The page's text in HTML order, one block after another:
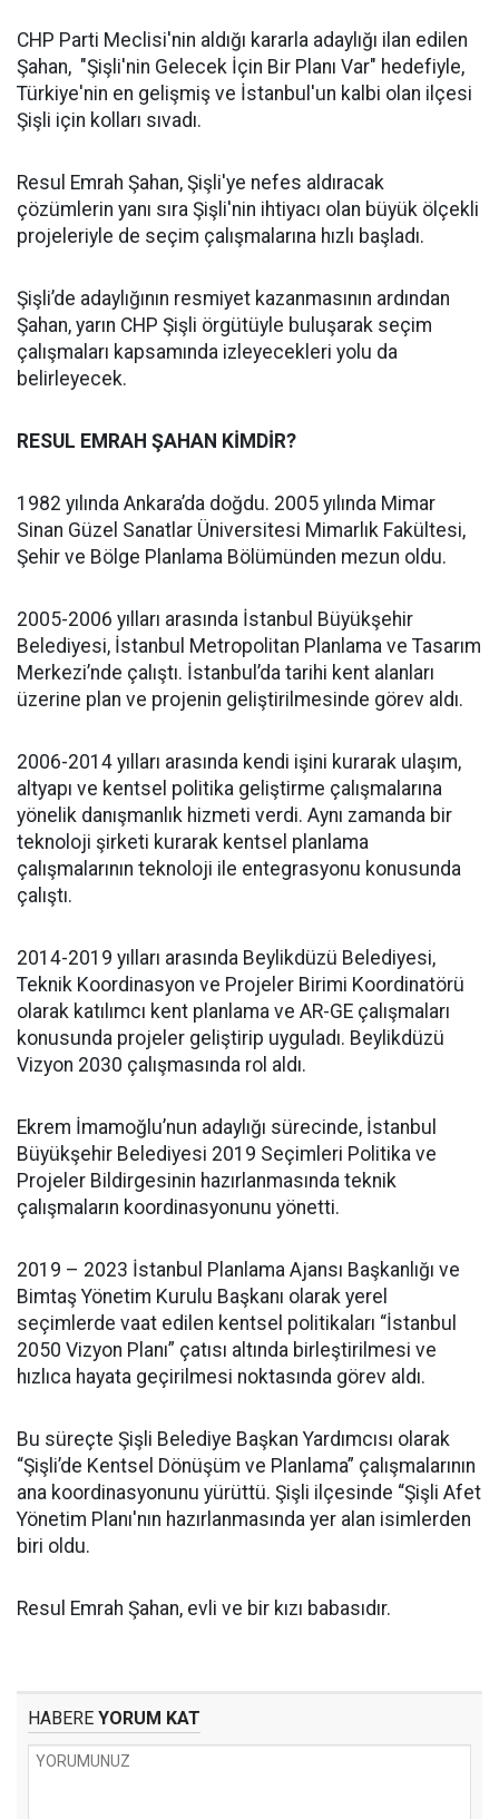
CHP Parti Meclisi'nin aldığı kararla adaylığı ilan edilen
Şahan, "Şişli'nin Gelecek İçin Bir Planı Var" hedefiyle,
Türkiye'nin en gelişmiş ve İstanbul'un kalbi olan ilçesi
Şişli için kolları sıvadı.
Resul Emrah Şahan, Şişli'ye nefes aldıracak
çözümlerin yanı sıra Şişli'nin ihtiyacı olan büyük ölçekli
projeleriyle de seçim çalışmalarına hızlı başladı.
Şişli’de adaylığının resmiyet kazanmasının ardından
Şahan, yarın CHP Şişli örgütüyle buluşarak seçim
çalışmaları kapsamında izleyecekleri yolu da
belirleyecek.
RESUL EMRAH ŞAHAN KİMDİR?
1982 yılında Ankara’da doğdu. 2005 yılında Mimar
Sinan Güzel Sanatlar Üniversitesi Mimarlık Fakültesi,
Şehir ve Bölge Planlama Bölümünden mezun oldu.
2005-2006 yılları arasında İstanbul Büyükşehir
Belediyesi, İstanbul Metropolitan Planlama ve Tasarım
Merkezi’nde çalıştı. İstanbul’da tarihi kent alanları
üzerine plan ve projenin geliştirilmesinde görev aldı.
2006-2014 yılları arasında kendi işini kurarak ulaşım,
altyapı ve kentsel politika geliştirme çalışmalarına
yönelik danışmanlık hizmeti verdi. Aynı zamanda bir
teknoloji şirketi kurarak kentsel planlama
çalışmalarının teknoloji ile entegrasyonu konusunda
çalıştı.
2014-2019 yılları arasında Beylikdüzü Belediyesi,
Teknik Koordinasyon ve Projeler Birimi Koordinatörü
olarak katılımcı kent planlama ve AR-GE çalışmaları
konusunda projeler geliştirip uyguladı. Beylikdüzü
Vizyon 2030 çalışmasında rol aldı.
Ekrem İmamoğlu’nun adaylığı sürecinde, İstanbul
Büyükşehir Belediyesi 2019 Seçimleri Politika ve
Projeler Bildirgesinin hazırlanmasında teknik
çalışmaların koordinasyonunu yönetti.
2019 – 2023 İstanbul Planlama Ajansı Başkanlığı ve
Bimtaş Yönetim Kurulu Başkanı olarak yerel
seçimlerde vaat edilen kentsel politikaları “İstanbul
2050 Vizyon Planı” çatısı altında birleştirilmesi ve
hızlıca hayata geçirilmesi noktasında görev aldı.
Bu süreçte Şişli Belediye Başkan Yardımcısı olarak
“Şişli’de Kentsel Dönüşüm ve Planlama” çalışmalarının
ana koordinasyonunu yürüttü. Şişli ilçesinde “Şişli Afet
Yönetim Planı'nın hazırlanmasında yer alan isimlerden
biri oldu.
Resul Emrah Şahan, evli ve bir kızı babasıdır.
HABERE YORUM KAT